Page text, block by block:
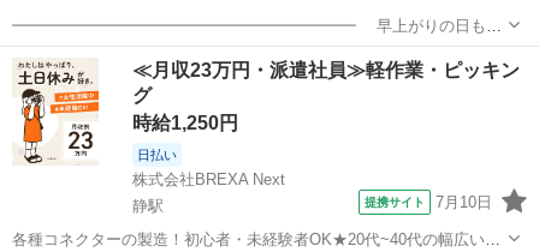
━━━━━━━━━━━━━━━━━━━━━━ 早上がりの日も日
給全額支給！ 朝は少し早いですが、 力仕事なし・直行直帰で確実
に稼げます！！ ━━━━━━━━━━━━━━━━━━━━━━ ...
茨城 常陸太田市 建築 スタッフ
≪月収23万円・派遣社員≫軽作業・ピッキン
グ
時給1,250円
日払い
株式会社BREXA Next
静駅
提携サイト 7月10日
各種コネクターの製造！初心者・未経験者OK★20代~40代の幅広い男